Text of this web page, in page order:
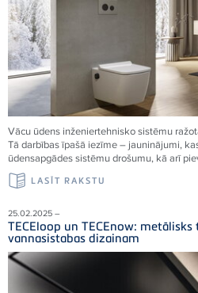
Vācu ūdens inženiertehnisko sistēmu
Tā darbības īpašā iezīme – jauninājumi,
ūdensapgādes sistēmu drošumu, kā arī
LASĪT RAKSTU
25.02.2025 –
TECEloop un TECEnow:
vannasistabas dizainam